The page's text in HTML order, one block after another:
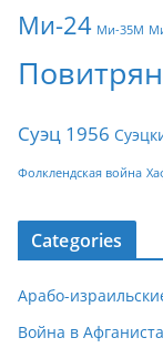
Ми-24 Ми-35М
Суэц 1956
Фолклендская война
Categories
Арабо-
Война в